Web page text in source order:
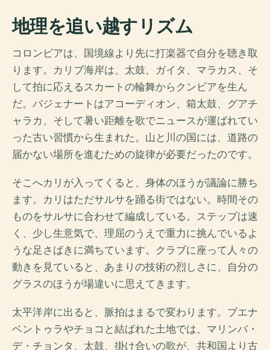
地理を追い越すリズム
コロンビアは、国境線より先に打楽器で自分を聴き取
ります。カリブ海岸は、太鼓、ガイタ、マラカス、そ
して拍に応えるスカートの輪舞からクンビアを生ん
だ。バジェナートはアコーディオン、箱太鼓、グアチ
ャラカ、そして暑い距離を歌でニュースが運ばれてい
った古い習慣から生まれた。山と川の国には、道路の
届かない場所を進むための旋律が必要だったのです。
そこへカリが入ってくると、身体のほうが議論に勝ち
ます。カリはただサルサを踊る街ではない。時間その
ものをサルサに合わせて編成している。ステップは速
く、少し生意気で、理屈のうえで重力に挑んでいるよ
うな足さばきに満ちています。クラブに座って人々の
動きを見ていると、あまりの技術の烈しさに、自分の
グラスのほうが場違いに思えてきます。
太平洋岸に出ると、脈拍はまるで変わります。ブエナ
ベントゥラやチョコと結ばれた土地では、マリンバ・
デ・チョンタ、太鼓、掛け合いの歌が、共和国より古